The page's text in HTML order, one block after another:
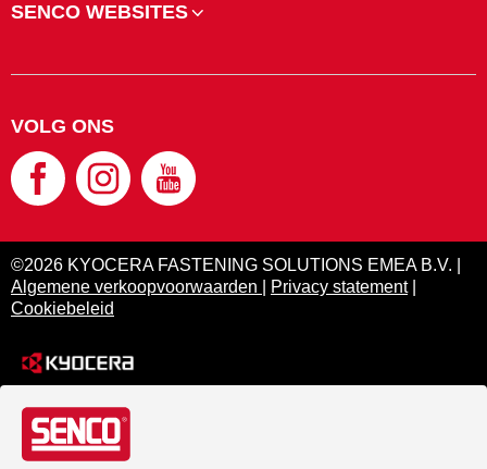
SENCO WEBSITES
VOLG ONS
©2026 KYOCERA FASTENING SOLUTIONS EMEA B.V. |
Algemene verkoopvoorwaarden
Privacy statement|
Cookiebeleid